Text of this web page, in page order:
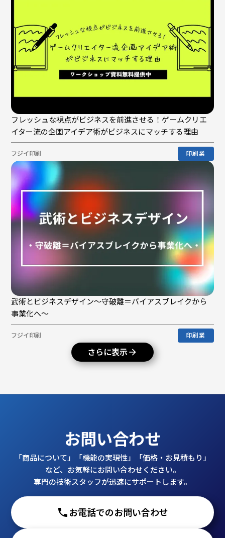
フレッシュな視点がビジネスを前進させる！ゲームクリエ
イター流の企画アイデア術がビジネスにマッチする理由
フジイ印刷 印刷業
武術とビジネスデザイン〜守破離＝バイアスブレイクから
事業化へ〜
フジイ印刷 印刷業
さらに表示arrow_forward
お問い合わせ
「商品について」「機能の実現性」「価格・お見積もり」
など、お気軽にお問い合わせください。
専門の技術スタッフが迅速にサポートします。
phone お電話でのお問い合わせ